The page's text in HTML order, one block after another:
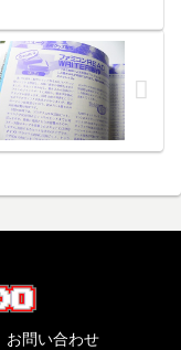
お問い合わせ